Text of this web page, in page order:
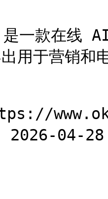
一款在线
用于营销和
2026-04-